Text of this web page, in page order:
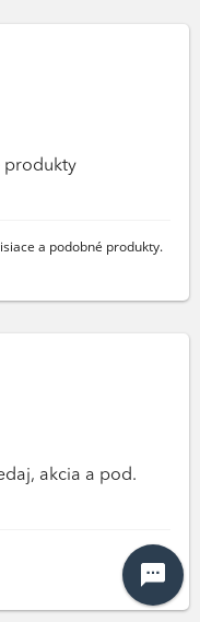
produkty
a podobné produkty.
akcia a pod.